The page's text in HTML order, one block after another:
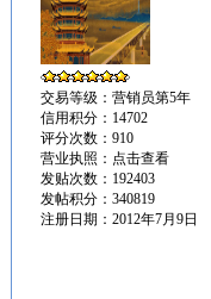
交易等级：营销员第5年
信用积分：14702
评分次数：910
营业执照： 点击查看
发贴次数：192403
发帖积分：340819
注册日期：2012年7月9日